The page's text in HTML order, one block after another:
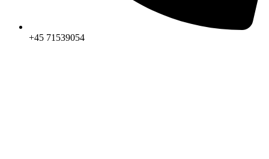
+45 71539054